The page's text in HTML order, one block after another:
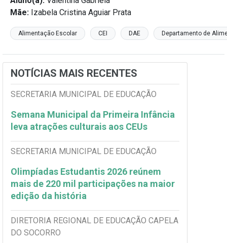
Mãe: Izabela Cristina Aguiar Prata
Alimentação Escolar CEI DAE Departamento de
NOTÍCIAS MAIS RECENTES
SECRETARIA MUNICIPAL DE EDUCAÇÃO
Semana Municipal da Primeira Infância
leva atrações culturais aos CEUs
SECRETARIA MUNICIPAL DE EDUCAÇÃO
Olimpíadas Estudantis 2026 reúnem
mais de 220 mil participações na maior
edição da história
DIRETORIA REGIONAL DE EDUCAÇÃO CAPELA
DO SOCORRO